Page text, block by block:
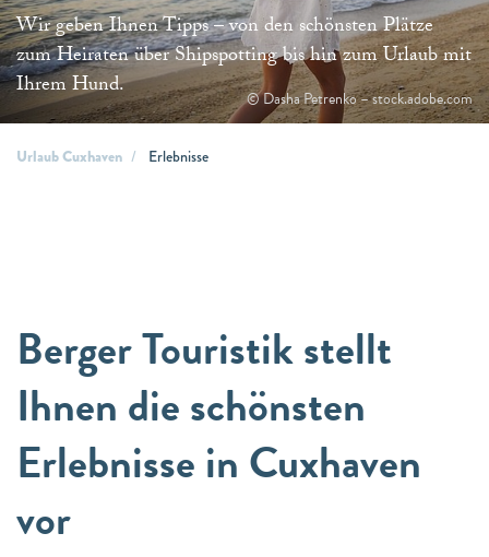
© Dasha Petrenko – stock.adobe.com
Wir geben Ihnen Tipps – von den schönsten Plätze
zum Heiraten über Shipspotting bis hin zum Urlaub mit
Ihrem Hund.
Urlaub Cuxhaven Erlebnisse
Berger Touristik stellt
Ihnen die schönsten
Erlebnisse in Cuxhaven
vor